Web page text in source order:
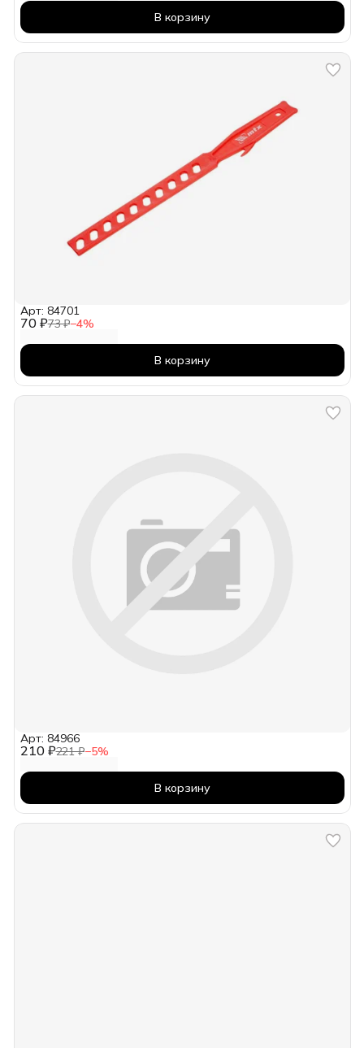
В корзину
70 ₽73 ₽−4%
Арт: 84701
В корзину
210 ₽221 ₽−5%
Арт: 84966
В корзину